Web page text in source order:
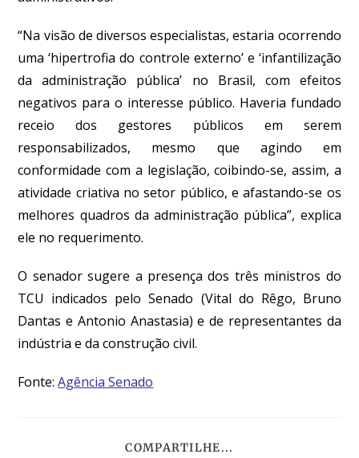
“Na visão de diversos especialistas, estaria ocorrendo
uma ‘hipertrofia do controle externo’ e ‘infantilização
da administração pública’ no Brasil, com efeitos
negativos para o interesse público. Haveria fundado
receio dos gestores públicos em serem
responsabilizados, mesmo que agindo em
conformidade com a legislação, coibindo-se, assim, a
atividade criativa no setor público, e afastando-se os
melhores quadros da administração pública”, explica
ele no requerimento.
O senador sugere a presença dos três ministros do
TCU indicados pelo Senado (Vital do Rêgo, Bruno
Dantas e Antonio Anastasia) e de representantes da
indústria e da construção civil.
Fonte:Agência Senado
COMPARTILHE...